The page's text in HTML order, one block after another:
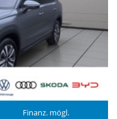
Finanz. mögl.